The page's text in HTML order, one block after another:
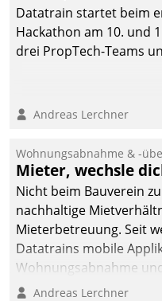
Herausforderungen
gerüstet.
Datatrain startet beim
Hackathon am 10. und
drei PropTech-Teams
Andreas Lerchner
Wohnungsabnahme & -
Mieter, wechsle
Nicht beim Bauverein
nachhaltige
Mieterbetreuung. Seit
Datatrains mobile
Wohnungsabnahme
Mieter wohlgeordnet
Andreas Lerchner